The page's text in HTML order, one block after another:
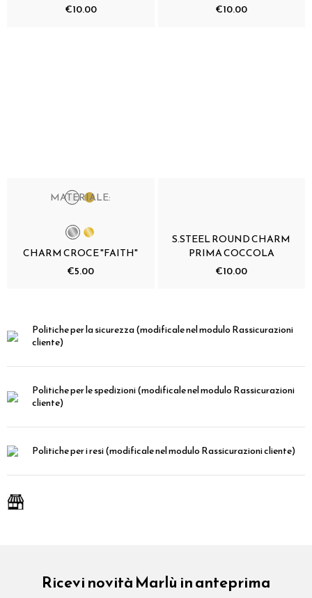
€10.00
€10.00
MATERIALE:
CHARM CROCE "FAITH"
€5.00
S.STEEL ROUND CHARM
PRIMA COCCOLA
€10.00
Politiche per la sicurezza(modificale nel modulo Rassicurazioni
cliente)
Politiche per le spedizioni(modificale nel modulo Rassicurazioni
cliente)
Politiche per i resi(modificale nel modulo Rassicurazioni cliente)
Ricevi novità Marlù in anteprima